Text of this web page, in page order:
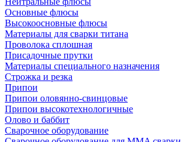
Основные флюсы
Высокоосновные флюсы
Материалы для сварки титана
Проволока сплошная
Присадочные прутки
Материалы специального назначения
Строжка и резка
Припои
Припои оловянно-свинцовые
Припои высокотехнологичные
Олово и баббит
Сварочное оборудование